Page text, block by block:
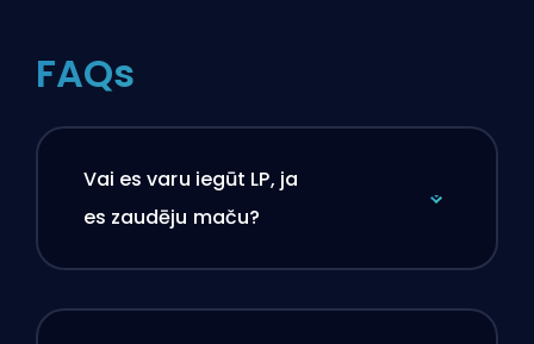
FAQs
Vai es varu iegūt LP, ja
es zaudēju maču?